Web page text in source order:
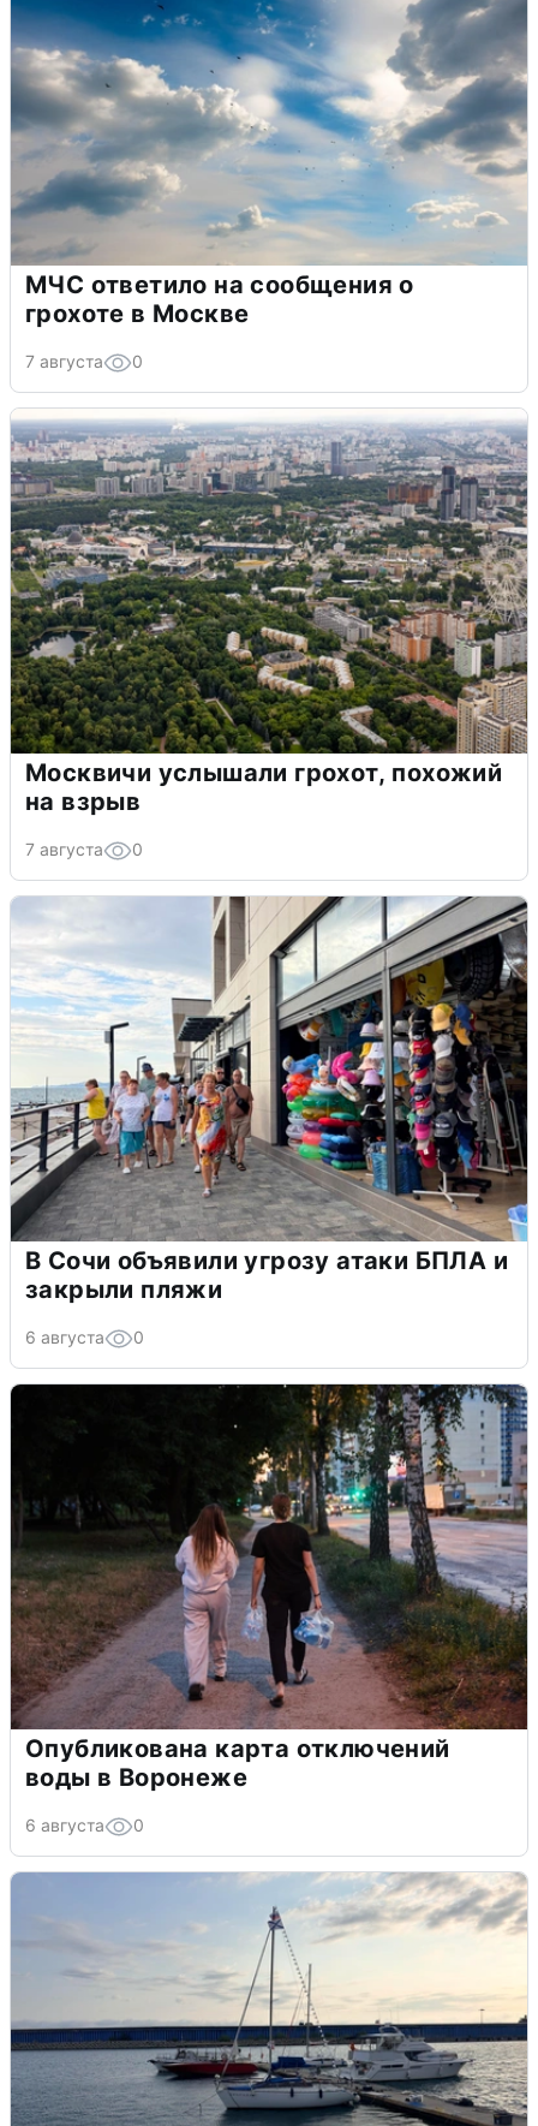
МЧС ответило на сообщения о
грохоте в Москве
7 августа 0
Москвичи услышали грохот, похожий
на взрыв
7 августа 0
В Сочи объявили угрозу атаки БПЛА и
закрыли пляжи
6 августа 0
Опубликована карта отключений
воды в Воронеже
6 августа 0